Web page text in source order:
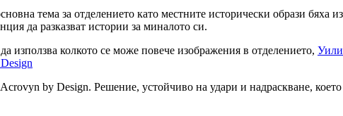
тема за отделението като местните исторически образи
да разказват истории за миналото си.
използва колкото се може повече изображения в отделението,
by Design. Решение, устойчиво на удари и надраскване,